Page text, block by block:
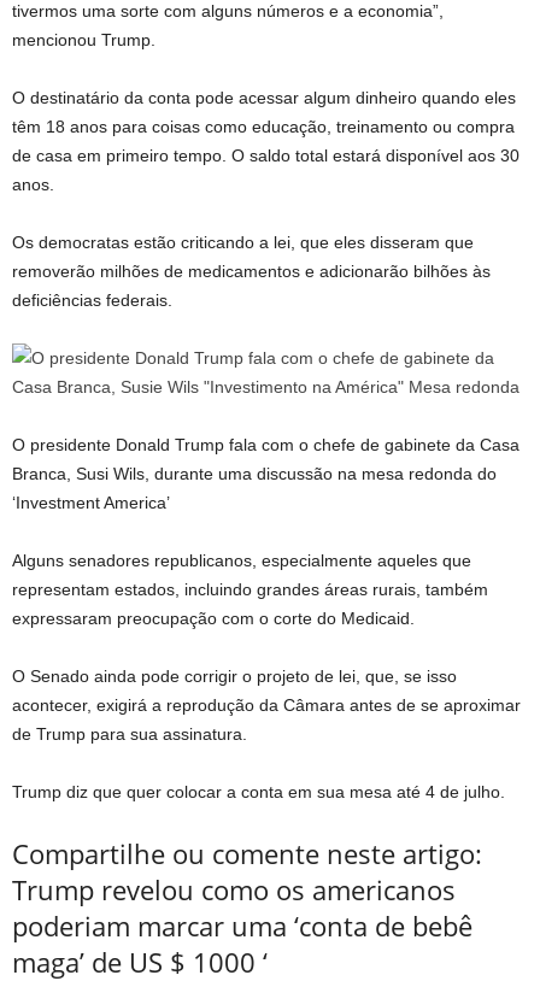
tivermos uma sorte com alguns números e a economia”,
mencionou Trump.
O destinatário da conta pode acessar algum dinheiro quando eles
têm 18 anos para coisas como educação, treinamento ou compra
de casa em primeiro tempo. O saldo total estará disponível aos 30
anos.
Os democratas estão criticando a lei, que eles disseram que
removerão milhões de medicamentos e adicionarão bilhões às
deficiências federais.
O presidente Donald Trump fala com o chefe de gabinete da Casa
Branca, Susi Wils, durante uma discussão na mesa redonda do
‘Investment America’
Alguns senadores republicanos, especialmente aqueles que
representam estados, incluindo grandes áreas rurais, também
expressaram preocupação com o corte do Medicaid.
O Senado ainda pode corrigir o projeto de lei, que, se isso
acontecer, exigirá a reprodução da Câmara antes de se aproximar
de Trump para sua assinatura.
Trump diz que quer colocar a conta em sua mesa até 4 de julho.
Compartilhe ou comente neste artigo:
Trump revelou como os americanos
poderiam marcar uma ‘conta de bebê
maga’ de US $ 1000 ‘